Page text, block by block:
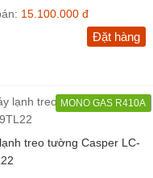
15.100.000 đ
Đặt hàng
MONO GAS R410A
treo tường Casper LC-